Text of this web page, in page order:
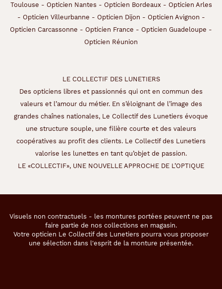
Toulouse - Opticien Nantes - Opticien Bordeaux- Opticien Arles
- Opticien Villeurbanne - Opticien Dijon - Opticien Avignon -
Opticien Carcassonne - Opticien France - Opticien Guadeloupe -
Opticien Réunion
LE COLLECTIF DES LUNETIERS
Des opticiens libres et passionnés qui ont en commun des
valeurs et l’amour du métier. En s’éloignant de l’image des
grandes chaînes nationales, Le Collectif des Lunetiers évoque
une structure souple, une filière courte et des valeurs
coopératives au profit des clients. Le Collectif des Lunetiers
valorise les lunettes en tant qu’objet de passion.
LE «COLLECTIF», UNE NOUVELLE APPROCHE DE L’OPTIQUE
Visuels non contractuels - les montures portées peuvent ne pas
faire partie de nos collections en magasin.
Votre opticien Le Collectif des Lunetiers pourra vous proposer
une sélection dans l'esprit de la monture présentée.